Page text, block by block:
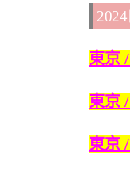
東京
東京
東京